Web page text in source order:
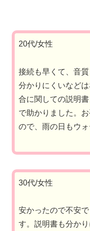
20代/女性
接続も早くて、音
分かりにくいなど
合に関しての説明
で助かりました。
ので、雨の日もウ
30代/女性
安かったので不安
す。説明書も分か